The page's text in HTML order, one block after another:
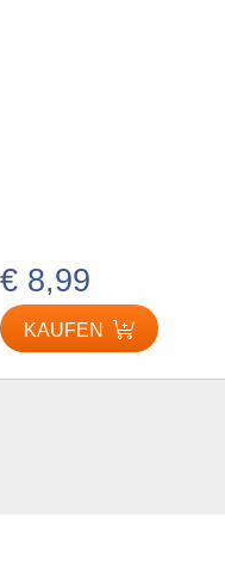
€ 8,99
KAUFEN